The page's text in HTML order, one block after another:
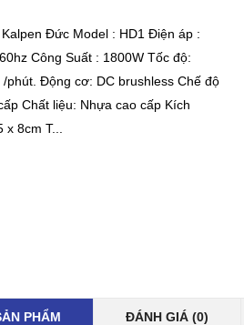
Đức Model : HD1 Điện áp :
Công Suất : 1800W Tốc độ:
/phút. Động cơ: DC brushless Chế độ
Chất liệu: Nhựa cao cấp Kích
8cm T...
PHẨM ĐÁNH GIÁ (0)